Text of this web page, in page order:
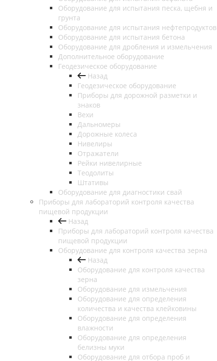
Оборудование для испытания песка, щебня и
грунта
Оборудование для испытания нефтепродуктов
Оборудование для испытания бетона
Оборудование для дробления и измельчения
Дополнительное оборудование
Геодезическое оборудование
Назад
Геодезическое оборудование
Приборы для дорожной разметки и
знаков
Вехи
Дальномеры
Дорожные колеса
Нивелиры
Отражатели
Рейки нивелирные
Теодолиты
Штативы
Оборудование для диагностики свай
Приборы для лабораторий контроля качества
пищевой продукции
Назад
Приборы для лабораторий контроля качества
пищевой продукции
Оборудование для контроля качества зерна
Назад
Оборудование для контроля качества
зерна
Оборудование для измельчения
Оборудование для определения
количества и качества клейковины
Оборудование для определения
влажности
Оборудование для определения
белизны муки
Оборудование для отбора проб и